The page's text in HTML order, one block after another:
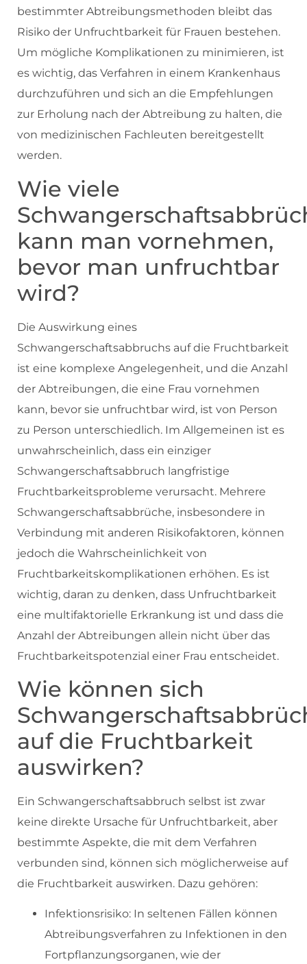
bestimmter Abtreibungsmethoden bleibt das
Risiko der Unfruchtbarkeit für Frauen bestehen.
Um mögliche Komplikationen zu minimieren, ist
es wichtig, das Verfahren in einem Krankenhaus
durchzuführen und sich an die Empfehlungen
zur Erholung nach der Abtreibung zu halten, die
von medizinischen Fachleuten bereitgestellt
werden.
Wie viele
kann man vornehmen,
bevor man unfruchtbar
wird?
Die Auswirkung eines
Schwangerschaftsabbruchs auf die Fruchtbarkeit
ist eine komplexe Angelegenheit, und die Anzahl
der Abtreibungen, die eine Frau vornehmen
kann, bevor sie unfruchtbar wird, ist von Person
zu Person unterschiedlich. Im Allgemeinen ist es
unwahrscheinlich, dass ein einziger
Schwangerschaftsabbruch langfristige
Fruchtbarkeitsprobleme verursacht. Mehrere
Schwangerschaftsabbrüche, insbesondere in
Verbindung mit anderen Risikofaktoren, können
jedoch die Wahrscheinlichkeit von
Fruchtbarkeitskomplikationen erhöhen. Es ist
wichtig, daran zu denken, dass Unfruchtbarkeit
eine multifaktorielle Erkrankung ist und dass die
Anzahl der Abtreibungen allein nicht über das
Fruchtbarkeitspotenzial einer Frau entscheidet.
Wie können sich
auf die Fruchtbarkeit
auswirken?
Ein Schwangerschaftsabbruch selbst ist zwar
keine direkte Ursache für Unfruchtbarkeit, aber
bestimmte Aspekte, die mit dem Verfahren
verbunden sind, können sich möglicherweise auf
die Fruchtbarkeit auswirken. Dazu gehören:
Infektionsrisiko: In seltenen Fällen können
Abtreibungsverfahren zu Infektionen in den
Fortpflanzungsorganen, wie der